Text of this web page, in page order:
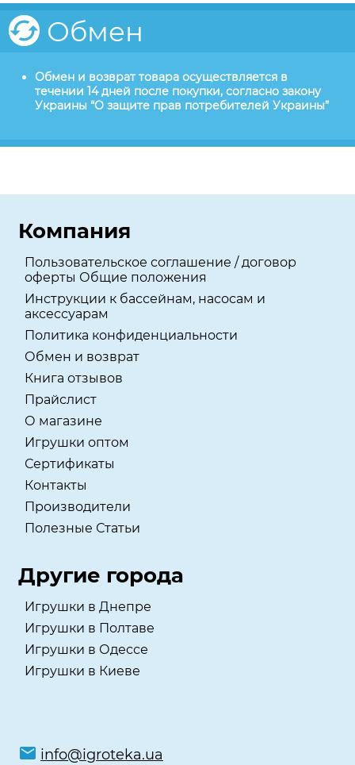
Обмен
Обмен и возврат товара осуществляется в
течении 14 дней после покупки, согласно закону
Украины “О защите прав потребителей Украины”
Компания
Пользовательское соглашение / договор
оферты Общие положения
Инструкции к бассейнам, насосам и
аксессуарам
Политика конфиденциальности
Обмен и возврат
Книга отзывов
Прайслист
О магазине
Игрушки оптом
Сертификаты
Контакты
Производители
Полезные Статьи
Другие города
Игрушки в Днепре
Игрушки в Полтаве
Игрушки в Одессе
Игрушки в Киеве
info@igroteka.ua